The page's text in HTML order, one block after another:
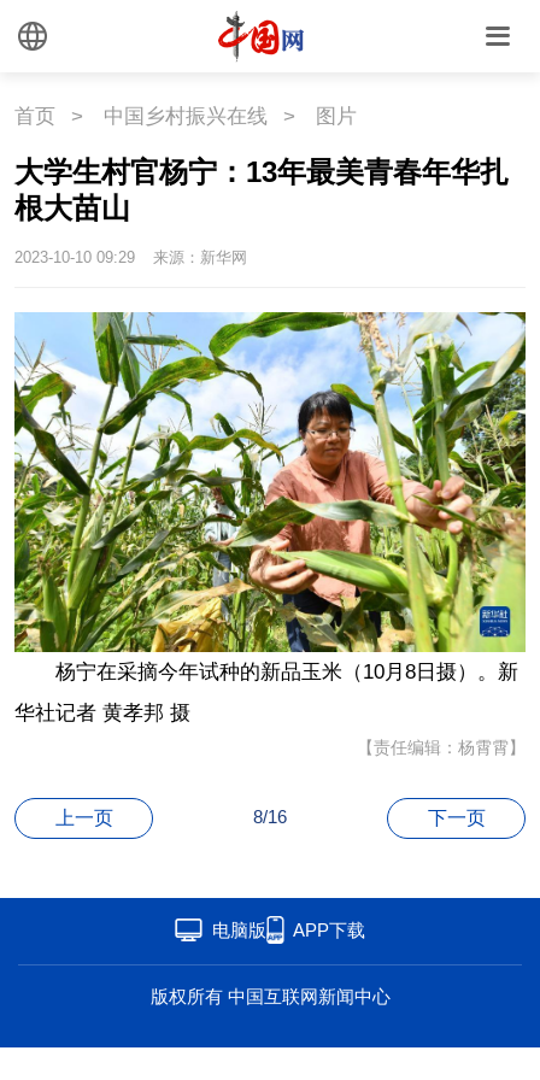
中国关键词
文化
文化 文创 艺术
中国瓷
国情
国情 助残 一带一路
海洋 草原 湾区
联盟 心理 老年
首页 > 中国乡村振兴在线 > 图片
大学生村官杨宁：13年最美青春年华扎
根大苗山
2023-10-10 09:29 来源：新华网
杨宁在采摘今年试种的新品玉米（10月8日摄）。新
华社记者 黄孝邦 摄
【责任编辑：杨霄霄】
上一页 8/16 下一页
电脑版 APP下载
版权所有 中国互联网新闻中心